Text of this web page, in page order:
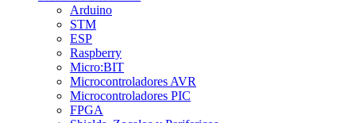
Arduino
STM
ESP
Raspberry
Micro:BIT
Microcontroladores AVR
Microcontroladores PIC
FPGA